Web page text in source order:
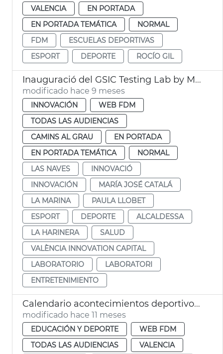
VALENCIA
EN PORTADA
EN PORTADA TEMÁTICA
NORMAL
FDM
ESCUELAS DEPORTIVAS
ESPORT
DEPORTE ROCÍO GIL
Inauguració del GSIC Testing Lab by Microsoft
modificado hace 9 meses
INNOVACIÓN
WEB FDM
TODAS LAS AUDIENCIAS
CAMINS AL GRAU
EN PORTADA
EN PORTADA TEMÁTICA
NORMAL
LAS NAVES
INNOVACIÓ
INNOVACIÓN
MARÍA JOSÉ CATALÁ
LA MARINA
PAULA LLOBET
ESPORT
DEPORTE
ALCALDESSA
LA HARINERA
SALUD
VALÈNCIA INNOVATION CAPITAL
LABORATORIO
LABORATORI
ENTRETENIMIENTO
Calendario acontecimientos deportivos 2025 y 2026 València
modificado hace 11 meses
EDUCACIÓN Y DEPORTE
WEB FDM
TODAS LAS AUDIENCIAS
VALENCIA